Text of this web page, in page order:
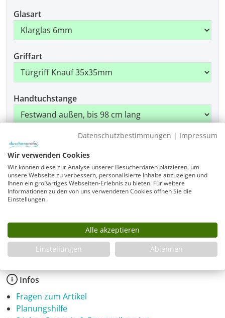
Glasart
Griffart
Handtuchstange
Beschlagfarbe
Montage
Produkt Anzahl: Gib den gewünschten
In den Warenkorb
Infos
Fragen zum Artikel
Planungshilfe
Datenschutzbestimmungen | Impressum
Wir verwenden Cookies
Wir können diese zur Analyse unserer Besucherdaten platzieren, um
unsere Webseite zu verbessern, personalisierte Inhalte anzuzeigen und
Ihnen ein großartiges Webseiten-Erlebnis zu bieten. Für weitere
Informationen zu den von uns verwendeten Cookies öffnen Sie die
Einstellungen.
Alle akzeptieren
Einstellungen
Ablehnen